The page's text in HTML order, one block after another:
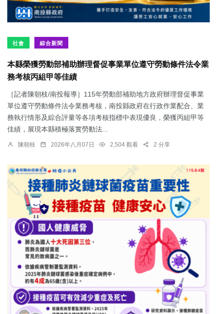
社會 綜合新聞
本縣榮獲勞動部補助辦理督促事業單位遵守勞動條件法令業
務考核丙組甲等佳績
［記者陳朝枝/南投報導］115年勞動部補助地方政府辦理督促事業
單位遵守勞動條件法令業務考核，南投縣政府在行政作業配合、業
務執行情形及綜合評量等各項考核指標中表現優良，榮獲丙組甲等
佳績，展現本縣積極落實勞動法...
陳朝枝 2026年八月07日 2,504 觀看 2 分享